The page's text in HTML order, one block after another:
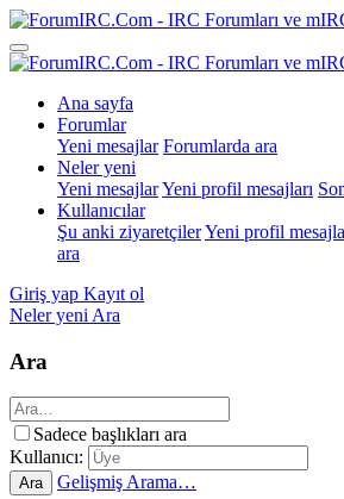
Ana sayfa
Forumlar
Yeni mesajlar Forumlarda ara
Neler yeni
Yeni mesajlarYeni profil mesajları
Kullanıcılar
Şu anki ziyaretçilerYeni profil
ara
Giriş yap Kayıt ol
Neler yeni Ara
Ara
Sadece başlıkları ara
Kullanıcı:
Ara Gelişmiş Arama…